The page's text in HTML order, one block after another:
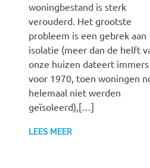
woningbestand is sterk
verouderd. Het grootste
probleem is een gebrek aan
isolatie (meer dan de helft
onze huizen dateert immers
voor 1970, toen woningen
helemaal niet werden
geïsoleerd),[…]
LEES MEER